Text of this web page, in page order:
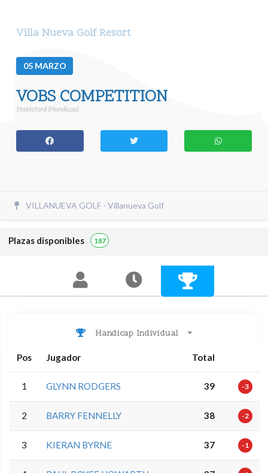
Villa Nueva Golf Resort
05 MARZO
VOBS COMPETITION
Stableford (Handicap)
VILLANUEVA GOLF - Villanueva Golf
Plazas disponibles 187
Handicap Individual
Pos Jugador Total
1 GLYNN RODGERS 39 -3
2 BARRY FENNELLY 38 -2
3 KIERAN BYRNE 37 -1